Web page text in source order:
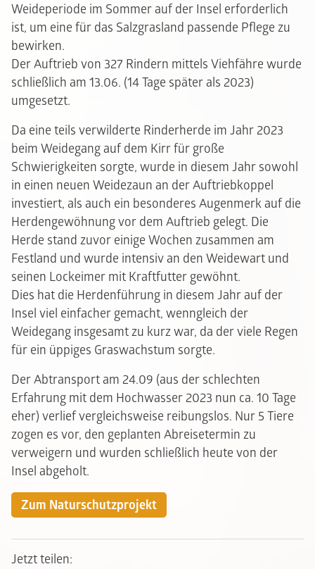
Weideperiode im Sommer auf der Insel erforderlich
ist, um eine für das Salzgrasland passende Pflege zu
bewirken.
Der Auftrieb von 327 Rindern mittels Viehfähre wurde
schließlich am 13.06. (14 Tage später als 2023)
umgesetzt.
Da eine teils verwilderte Rinderherde im Jahr 2023
beim Weidegang auf dem Kirr für große
Schwierigkeiten sorgte, wurde in diesem Jahr sowohl
in einen neuen Weidezaun an der Auftriebkoppel
investiert, als auch ein besonderes Augenmerk auf die
Herdengewöhnung vor dem Auftrieb gelegt. Die
Herde stand zuvor einige Wochen zusammen am
Festland und wurde intensiv an den Weidewart und
seinen Lockeimer mit Kraftfutter gewöhnt.
Dies hat die Herdenführung in diesem Jahr auf der
Insel viel einfacher gemacht, wenngleich der
Weidegang insgesamt zu kurz war, da der viele Regen
für ein üppiges Graswachstum sorgte.
Der Abtransport am 24.09 (aus der schlechten
Erfahrung mit dem Hochwasser 2023 nun ca. 10 Tage
eher) verlief vergleichsweise reibungslos. Nur 5 Tiere
zogen es vor, den geplanten Abreisetermin zu
verweigern und wurden schließlich heute von der
Insel abgeholt.
Zum Naturschutzprojekt
Jetzt teilen: